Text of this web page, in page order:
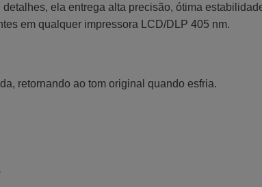
ela entrega alta precisão, ótima
em qualquer impressora LCD/DLP 405 nm.
retornando ao tom original quando esfria.